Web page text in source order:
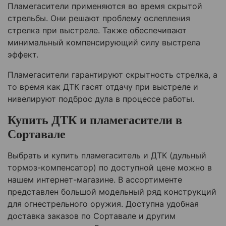
Пламегасители применяются во время скрытой
стрельбы. Они решают проблему ослепления
стрелка при выстреле. Также обеспечивают
минимальный компенсирующий силу выстрела
эффект.
Пламегасители гарантируют скрытность стрелка, а
то время как ДТК гасят отдачу при выстреле и
нивелируют подброс дула в процессе работы.
Купить ДТК и пламегасители в
Сортавале
Выбрать и купить пламегаситель и ДТК (дульный
тормоз-компенсатор) по доступной цене можно в
нашем интернет-магазине. В ассортименте
представлен большой модельный ряд конструкций
для огнестрельного оружия. Доступна удобная
доставка заказов по Сортавале и другим